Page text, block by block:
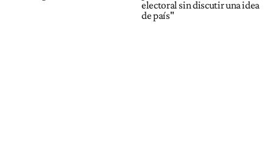
electoral sin discutir una idea
de país"